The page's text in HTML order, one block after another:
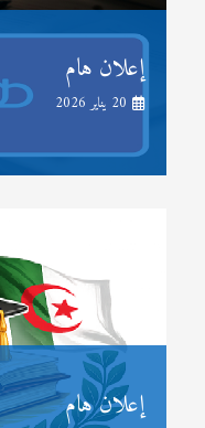
إعلان هام
20 يناير 2026
إعلان هام